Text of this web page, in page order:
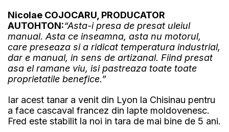
Nicolae COJOCARU, PRODUCATOR
AUTOHTON:“Asta-i presa de presat uleiul
manual. Asta ce inseamna, asta nu motorul,
care preseaza si a ridicat temperatura industrial,
dar e manual, in sens de artizanal. Fiind presat
asa el ramane viu, isi pastreaza toate toate
proprietatile benefice.”
Iar acest tanar a venit din Lyon la Chisinau pentru
a face cascaval francez din lapte moldovenesc.
Fred este stabilit la noi in tara de mai bine de 5 ani.